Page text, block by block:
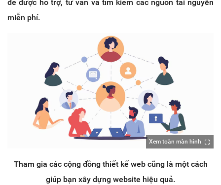
để được hỗ trợ, tư vấn và tìm kiếm các nguồn tài nguyên
miễn phí.
Xem toàn màn hình
Tham gia các cộng đồng thiết kế web cũng là một cách
giúp bạn xây dựng website hiệu quả.